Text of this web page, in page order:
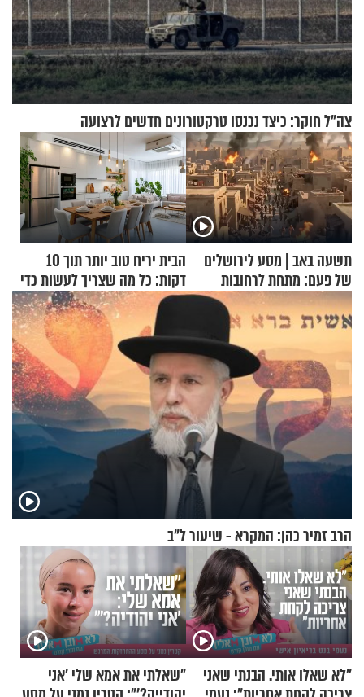
צה"ל חוקר: כיצד נכנסו טרקטורונים חדשים לרצועה
תשעה באב | מסע לירושלים
של פעם: מתחת לרחובות
ירושלים
הבית יריח טוב יותר תוך 10
דקות: כל מה שצריך לעשות כדי
לרענן את הבית
הרב זמיר כהן: המקרא - שיעור ל"ב
"לא שאלו אותי. הבנתי שאני
"שאלתי את אמא שלי 'אני